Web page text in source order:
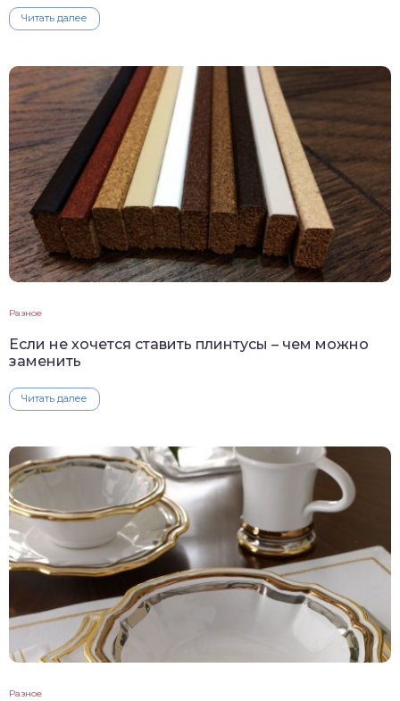
Читать далее
Разное
Если не хочется ставить плинтусы – чем можно
заменить
Читать далее
Разное